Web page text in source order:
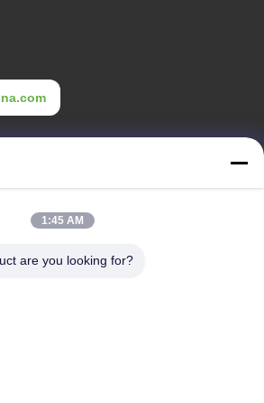
イ,南海・フォシャン 広東P.R.中国
1:45 AM
are you looking for?